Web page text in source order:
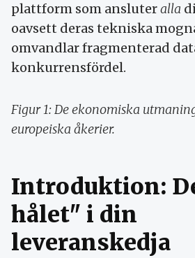
plattform som ansluteralla
oavsett deras tekniska
omvandlar fragmenterad
konkurrensfördel.
Figur 1: De ekonomiska
europeiska åkerier.
Introduktion:
hålet" i din
leveranskedja